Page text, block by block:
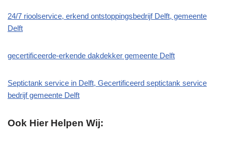
24/7 rioolservice, erkend ontstoppingsbedrijf Delft, gemeente
Delft
gecertificeerde-erkende dakdekker gemeente Delft
Septictank service in Delft, Gecertificeerd septictank service
bedrijf gemeente Delft
Ook Hier Helpen Wij: